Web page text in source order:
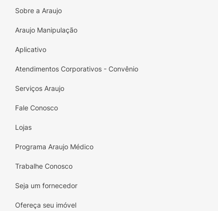
aplicação.
Modo de Usar:
Shampoo. Aplique o condicionador
massageando suavemente. Deixe agir por
Sobre a Araujo
Araujo Manipulação
Aplicativo
Atendimentos Corporativos - Convênio
Serviços Araujo
Fale Conosco
Lojas
Programa Araujo Médico
Trabalhe Conosco
Seja um fornecedor
Ofereça seu imóvel